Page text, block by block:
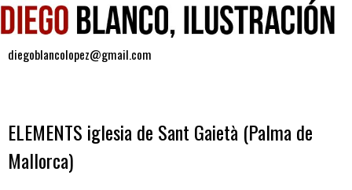
diegoblancolopez@gmail.com
ELEMENTS iglesia de Sant Gaietà (Palma de
Mallorca)